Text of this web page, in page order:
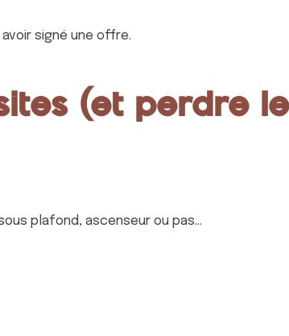
signé une offre.
(et perdre le
plafond, ascenseur ou pas…